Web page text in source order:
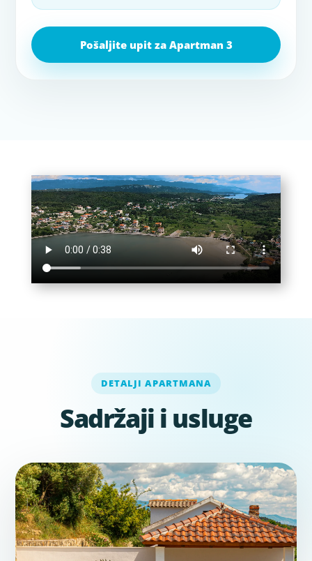
Pošaljite upit za Apartman 3
DETALJI APARTMANA
Sadržaji i usluge